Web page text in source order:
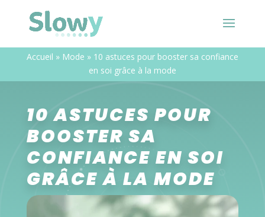
Accueil » Mode » 10 astuces pour booster sa confiance
en soi grâce à la mode
10 ASTUCES POUR
BOOSTER SA
CONFIANCE EN SOI
GRÂCE À LA MODE